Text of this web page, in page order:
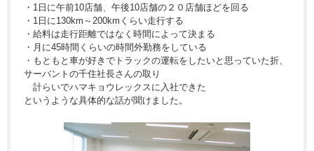
・1日に午前10店舗、午後10店舗の２０店舗ほどを回る
・1日に130km～200kmくらい走行する
・給料は走行距離ではなく時間によって決まる
・月に45時間くらいの時間外勤務をしている
・もともと車が好きでトラックの運転をしたいと思っていた折、
サーバントの千住社長さんの取り
計らいでハマキョウレックスに入社できた
というような具体的な話が聞けました。